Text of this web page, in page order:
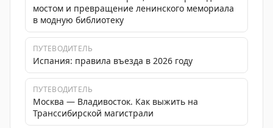
мостом и превращение ленинского мемориала
в модную библиотеку
ПУТЕВОДИТЕЛЬ
Испания: правила въезда в 2026 году
ПУТЕВОДИТЕЛЬ
Москва — Владивосток. Как выжить на
Транссибирской магистрали